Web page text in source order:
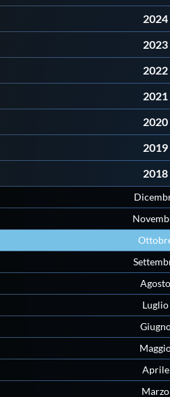
Master
2024
2023
2022
2021
2020
2019
2018
Agosto
Luglio
Aprile
Marzo